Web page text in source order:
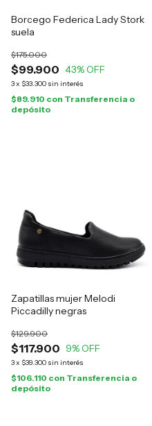
Borcego Federica Lady Stork
suela
$99.900
$175.000
43% OFF
3x $33.300 sin interés
$89.910 con Transferencia o
depósito
Zapatillas mujer Melodi
Piccadilly negras
$117.900
$129.900
9% OFF
3x $39.300 sin interés
$106.110 con Transferencia o
depósito